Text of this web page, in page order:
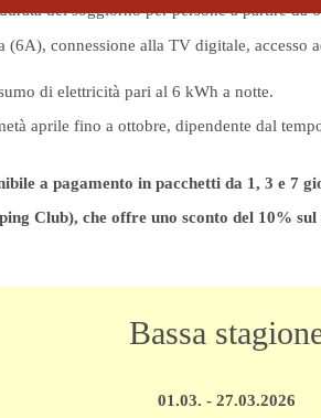
del soggiorno per persone a partire da
connessione alla TV digitale, accesso
di elettricità pari al 6 kWh a notte.
aprile fino a ottobre, dipendente dal
a pagamento in pacchetti da 1, 3 e 7
Club), che offre uno sconto del 10% sul
Bassa
01.03. - 27.03.2026